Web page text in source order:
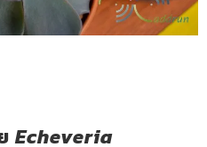
Echeveria